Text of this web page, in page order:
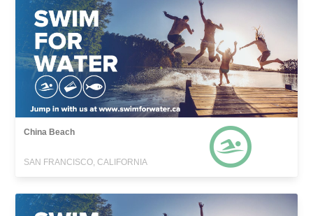
China Beach
SAN FRANCISCO, CALIFORNIA